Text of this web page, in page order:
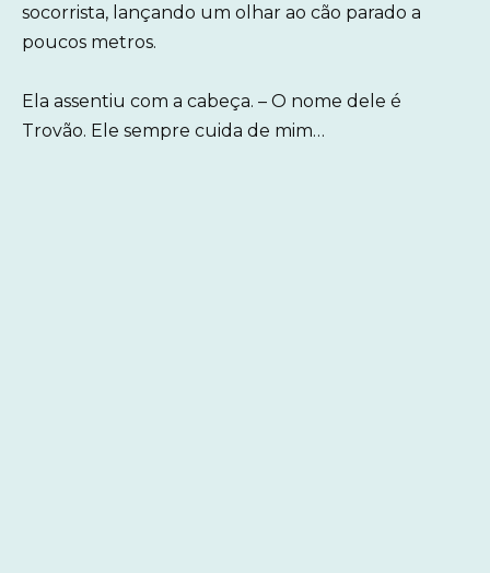
socorrista, lançando um olhar ao cão parado a
poucos metros.
Ela assentiu com a cabeça. – O nome dele é
Trovão. Ele sempre cuida de mim…